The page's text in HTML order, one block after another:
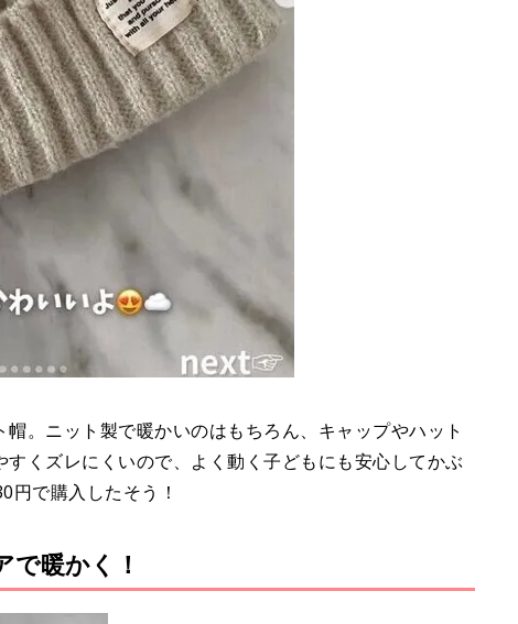
。ニット製で暖かいのはもちろん、キャップやハット
くズレにくいので、よく動く子どもにも安心してかぶ
で購入したそう！
暖かく！